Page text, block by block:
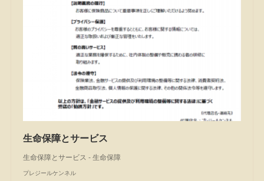
生命保障とサービス
生命保障とサービス - 生命保障
プレジールケンネル